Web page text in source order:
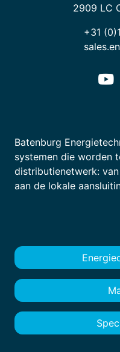
2909 LC
+31
Batenburg
systemen die worden
distributienetwerk:
aan de lokale